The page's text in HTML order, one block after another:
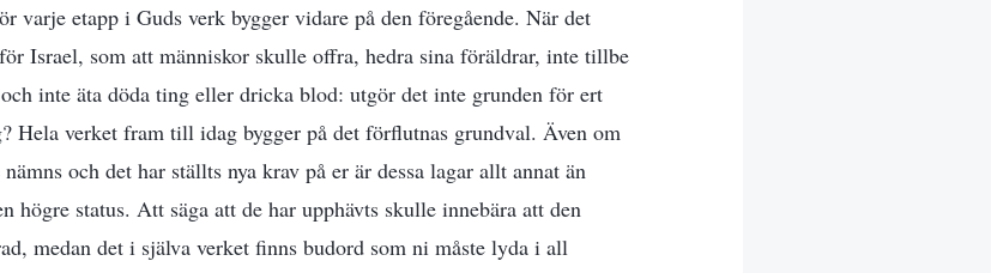
varje etapp i Guds verk bygger vidare på den föregående. När det
Israel, som att människor skulle offra, hedra sina föräldrar, inte tillbe
inte äta döda ting eller dricka blod: utgör det inte grunden för ert
Hela verket fram till idag bygger på det förflutnas grundval. Även om
och det har ställts nya krav på er är dessa lagar allt annat än
högre status. Att säga att de har upphävts skulle innebära att den
medan det i själva verket finns budord som ni måste lyda i all